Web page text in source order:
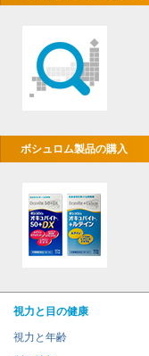
ボシュロム製品の購入
視力と目の健康
視力と年齢